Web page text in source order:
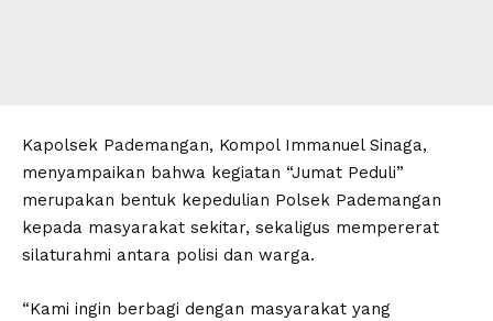
Kapolsek Pademangan, Kompol Immanuel Sinaga,
menyampaikan bahwa kegiatan “Jumat Peduli”
merupakan bentuk kepedulian Polsek Pademangan
kepada masyarakat sekitar, sekaligus mempererat
silaturahmi antara polisi dan warga.
“Kami ingin berbagi dengan masyarakat yang